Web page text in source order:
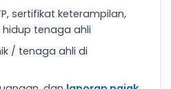
sertifikat keterampilan,
tenaga ahli
/ tenaga ahli di